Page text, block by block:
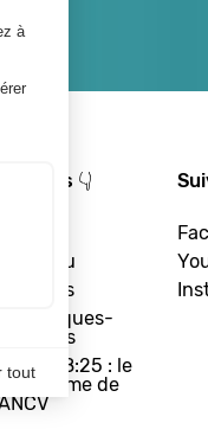
A propos 👇
Le réseau
Les actus
Les Chèques-
Vacances
18:25 : le
de